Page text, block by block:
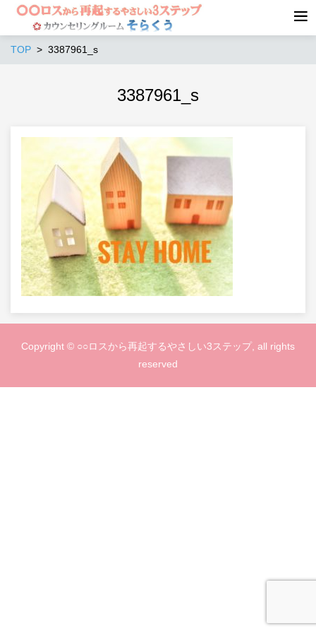
TOP 3387961_s
3387961_s
Copyright © ○○ロスから再起するやさしい3ステップ, all rights
reserved